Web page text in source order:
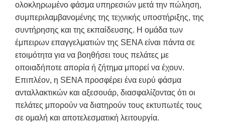
ολοκληρωμένο φάσμα υπηρεσιών μετά την πώληση,
συμπεριλαμβανομένης της τεχνικής υποστήριξης, της
συντήρησης και της εκπαίδευσης. Η ομάδα των
έμπειρων επαγγελματιών της SENA είναι πάντα σε
ετοιμότητα για να βοηθήσει τους πελάτες με
οποιαδήποτε απορία ή ζήτημα μπορεί να έχουν.
Επιπλέον, η SENA προσφέρει ένα ευρύ φάσμα
ανταλλακτικών και αξεσουάρ, διασφαλίζοντας ότι οι
πελάτες μπορούν να διατηρούν τους εκτυπωτές τους
σε ομαλή και αποτελεσματική λειτουργία.